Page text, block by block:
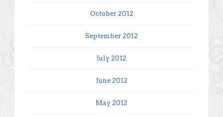
October 2012
September 2012
July 2012
June 2012
May 2012